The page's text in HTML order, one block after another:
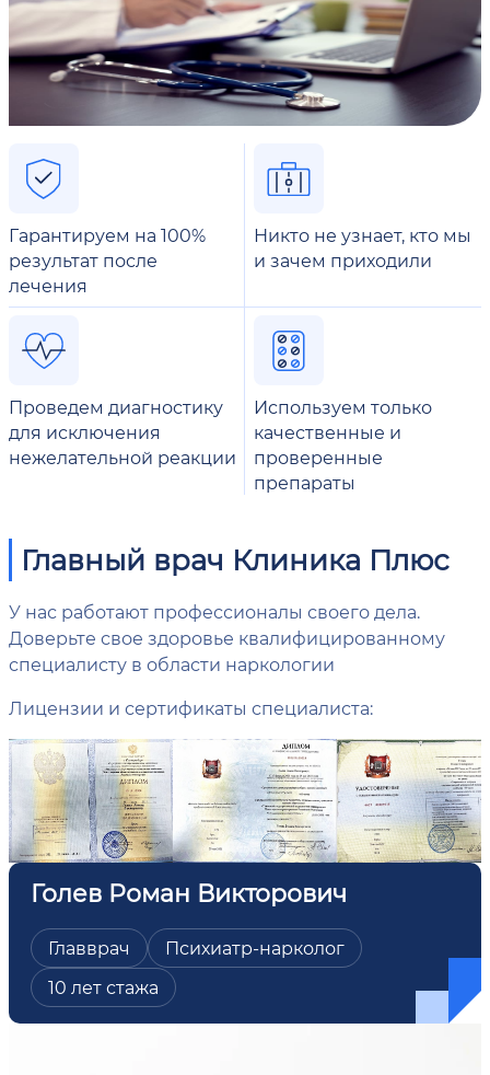
Гарантируем на 100%
результат после
лечения
Никто не узнает, кто мы
и зачем приходили
Проведем диагностику
для исключения
нежелательной реакции
Используем только
качественные и
проверенные
препараты
Главный врач Клиника Плюс
У нас работают профессионалы своего дела.
Доверьте свое здоровье квалифицированному
специалисту в области наркологии
Лицензии и сертификаты специалиста:
Голев Роман Викторович
Главврач
Психиатр-нарколог
10 лет стажа